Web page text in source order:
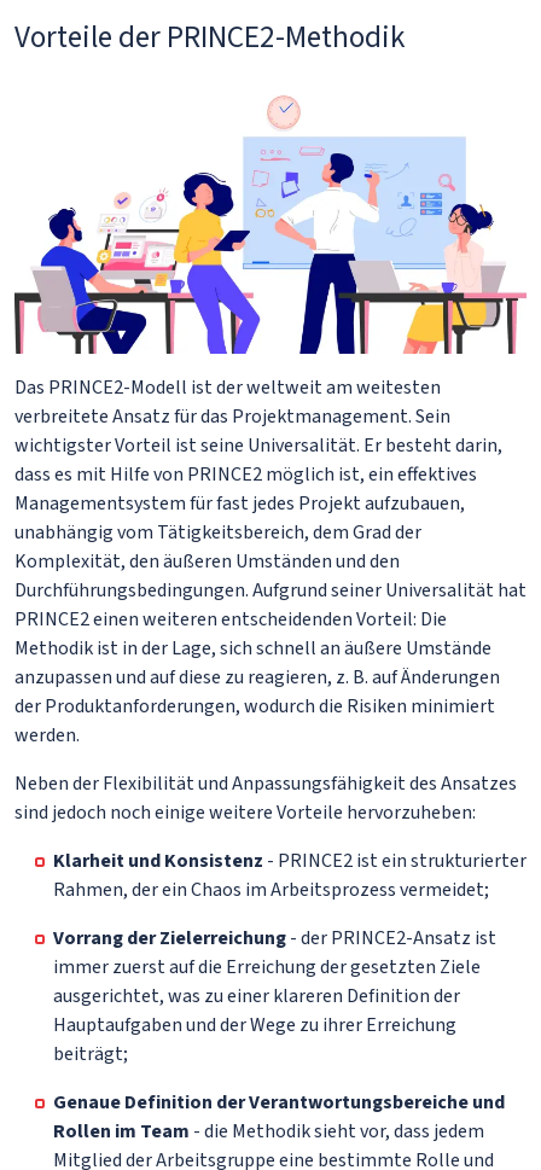
Vorteile der PRINCE2-Methodik
Das PRINCE2-Modell ist der weltweit am weitesten
verbreitete Ansatz für das Projektmanagement. Sein
wichtigster Vorteil ist seine Universalität. Er besteht darin,
dass es mit Hilfe von PRINCE2 möglich ist, ein effektives
Managementsystem für fast jedes Projekt aufzubauen,
unabhängig vom Tätigkeitsbereich, dem Grad der
Komplexität, den äußeren Umständen und den
Durchführungsbedingungen. Aufgrund seiner Universalität hat
PRINCE2 einen weiteren entscheidenden Vorteil: Die
Methodik ist in der Lage, sich schnell an äußere Umstände
anzupassen und auf diese zu reagieren, z. B. auf Änderungen
der Produktanforderungen, wodurch die Risiken minimiert
werden.
Neben der Flexibilität und Anpassungsfähigkeit des Ansatzes
sind jedoch noch einige weitere Vorteile hervorzuheben:
Klarheit und Konsistenz - PRINCE2 ist ein strukturierter
Rahmen, der ein Chaos im Arbeitsprozess vermeidet;
Vorrang der Zielerreichung- der PRINCE2-Ansatz ist
immer zuerst auf die Erreichung der gesetzten Ziele
ausgerichtet, was zu einer klareren Definition der
Hauptaufgaben und der Wege zu ihrer Erreichung
beiträgt;
Genaue Definition der Verantwortungsbereiche und
Rollen im Team - die Methodik sieht vor, dass jedem
Mitglied der Arbeitsgruppe eine bestimmte Rolle und